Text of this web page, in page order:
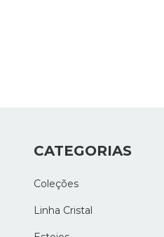
CATEGORIAS
Coleções
Linha Cristal